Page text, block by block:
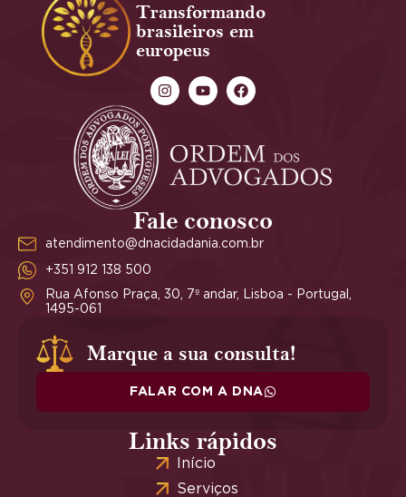
Transformando
brasileiros em
europeus
Fale conosco
atendimento@dnacidadania.com.br
+351 912 138 500
Rua Afonso Praça, 30, 7º andar, Lisboa - Portugal,
1495-061
Marque a sua consulta!
FALAR COM A DNA
Links rápidos
Início
Serviços